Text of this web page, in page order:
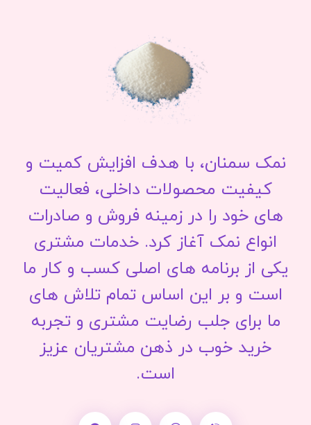
نمک سمنان، با هدف افزایش کمیت و
کیفیت محصولات داخلی، فعالیت
های خود را در زمینه فروش و صادرات
انواع نمک آغاز کرد. خدمات مشتری
یکی از برنامه های اصلی کسب و کار ما
است و بر این اساس تمام تلاش های
ما برای جلب رضایت مشتری و تجربه
خرید خوب در ذهن مشتریان عزیز
است.